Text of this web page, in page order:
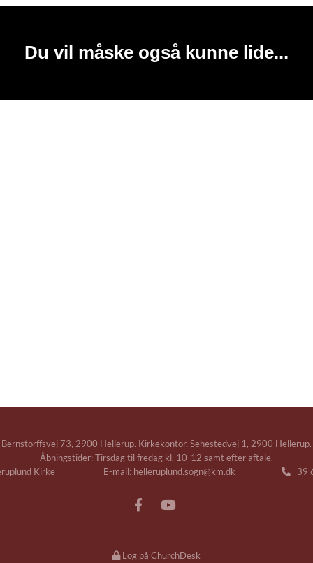
Du vil måske også kunne lide...
Bernstorffsvej 73, 2900 Hellerup. Kirkekontor, Sehestedvej 1, 2900 Hellerup.
Åbningstider: Tirsdag til fredag kl. 10-12 samt efter aftale.
Kirke E-mail: helleruplund.sogn@km.dk 39
Log på ChurchDesk